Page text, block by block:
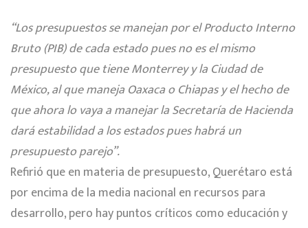
“Los presupuestos se manejan por el Producto Interno
Bruto (PIB) de cada estado pues no es el mismo
presupuesto que tiene Monterrey y la Ciudad de
México, al que maneja Oaxaca o Chiapas y el hecho de
que ahora lo vaya a manejar la Secretaría de Hacienda
dará estabilidad a los estados pues habrá un
presupuesto parejo”.
Refirió que en materia de presupuesto, Querétaro está
por encima de la media nacional en recursos para
desarrollo, pero hay puntos críticos como educación y